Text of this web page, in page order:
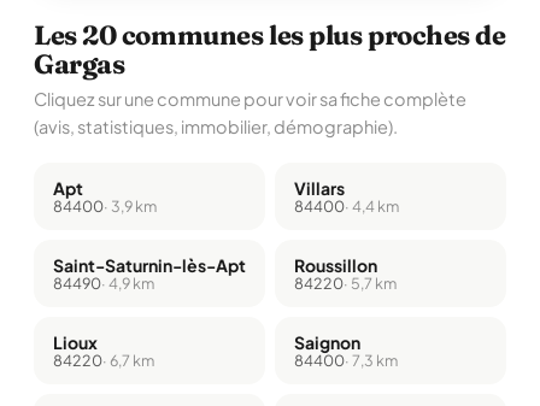
Les 20 communes les plus proches de
Gargas
Cliquez sur une commune pour voir sa fiche complète
(avis, statistiques, immobilier, démographie).
Apt
84400· 3,9 km
Villars
84400· 4,4 km
Saint-Saturnin-lès-Apt
84490· 4,9 km
Roussillon
84220· 5,7 km
Lioux
84220· 6,7 km
Saignon
84400· 7,3 km